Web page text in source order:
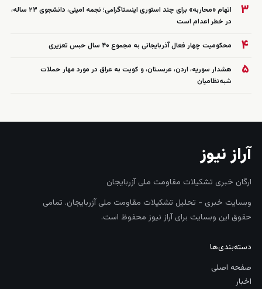
۳
اتهام «محاربه» برای چند استوری اینستاگرامی؛ نجمه امینی، دانشجوی ۲۳ ساله،
در خطر اعدام است
۴ محکومیت چهار فعال آذربایجانی به مجموع ۴۰ سال حبس تعزیری
۵
هشدار سوریه، اردن، عربستان، و کویت به عراق در مورد مهار حملات
شبه‌نظامیان
آراز نیوز
ارگان خبری تشکیلات مقاومت ملی آزربایجان
وبسایت خبری - تحلیل تشکیلات مقاومت ملی آزربایجان. تمامی
حقوق این وبسایت برای آراز نیوز محفوظ است.
دسته‌بندی‌ها
صفحه اصلی
اخبار